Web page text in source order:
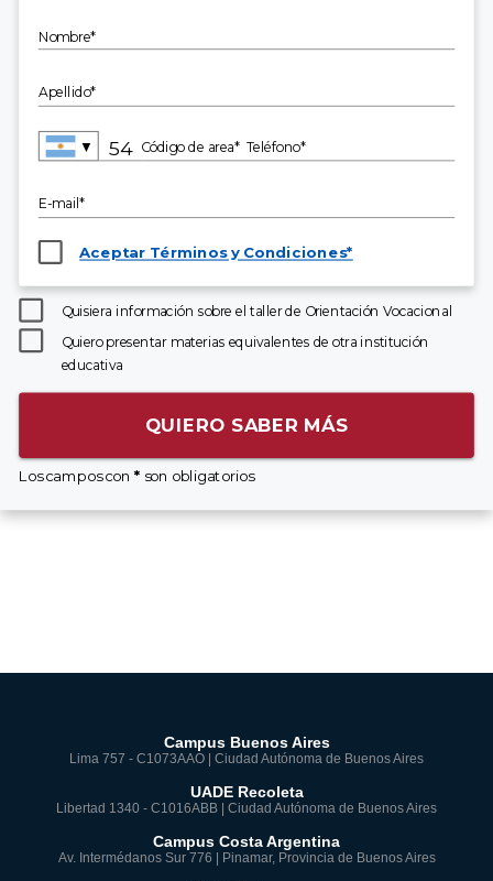
Nombre*
Apellido*
▼ Código de area* Teléfono*
E-mail*
Aceptar Términos y Condiciones*
Quisiera información sobre el taller de Orientación Vocacional
Quiero presentar materias equivalentes de otra institución
educativa
QUIERO SABER MÁS
Los campos con * son obligatorios
Campus Buenos Aires
Lima 757 - C1073AAO | Ciudad Autónoma de Buenos Aires
UADE Recoleta
Libertad 1340 - C1016ABB | Ciudad Autónoma de Buenos Aires
Campus Costa Argentina
Av. Intermédanos Sur 776 | Pinamar, Provincia de Buenos Aires